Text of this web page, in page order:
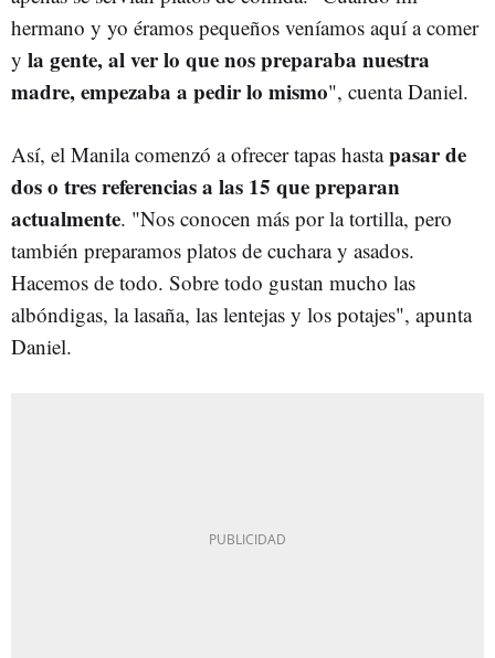
hermano y yo éramos pequeños veníamos aquí a comer
y la gente, al ver lo que nos preparaba nuestra
madre, empezaba a pedir lo mismo", cuenta Daniel.
Así, el Manila comenzó a ofrecer tapas hastapasar de
dos o tres referencias a las 15 que preparan
actualmente. "Nos conocen más por la tortilla, pero
también preparamos platos de cuchara y asados.
Hacemos de todo. Sobre todo gustan mucho las
albóndigas, la lasaña, las lentejas y los potajes", apunta
Daniel.